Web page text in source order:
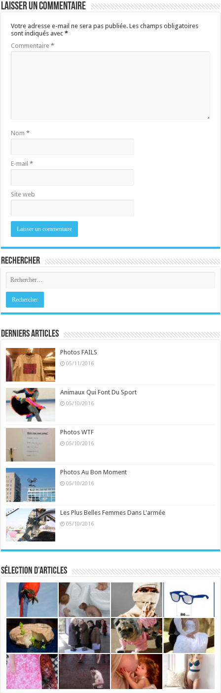
Laisser un commentaire
Votre adresse e-mail ne sera pas publiée. Les champs obligatoires
sont indiqués avec*
Commentaire*
Nom*
E-mail*
Site web
Rechercher
Derniers Articles
Photos FAILS
05/11/2016
Animaux Qui Font Du Sport
05/10/2016
Photos WTF
05/10/2016
Photos Au Bon Moment
05/10/2016
Les Plus Belles Femmes Dans L'armée
05/10/2016
Sélection d’articles